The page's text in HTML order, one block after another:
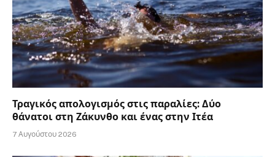
Τραγικός απολογισμός στις παραλίες: Δύο
θάνατοι στη Ζάκυνθο και ένας στην Ιτέα
7 Αυγούστου 2026